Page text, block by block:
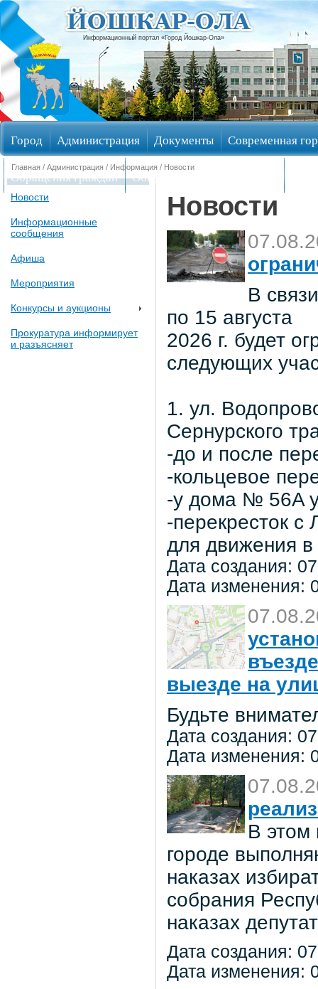
Информационный портал «Город Йошкар-Ола»
Город Администрация Документы Современная
Обращения граждан Общественные обсуждения
Главная / Администрация / Информация / Новости
Новости
Информационные
сообщения
Афиша
Мероприятия
Конкурсы и аукционы
Прокуратура информирует
и разъясняет
Новости
В
по 15 августа
2026 г. будет
следующих
1. ул.
Сернурского
-до и после
-кольцевое
-у дома № 56A
-перекресток с
для движения
Дата создания:
Дата изменения:
выезде на
Будьте
Дата создания:
Дата изменения:
В этом
городе
наказах
собрания
наказах
Дата создания:
Дата изменения: